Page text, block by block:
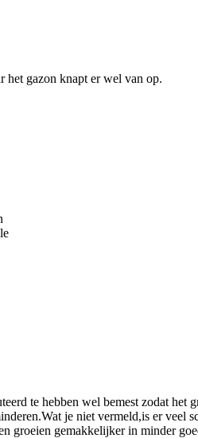
het gazon knapt er wel van op.
te hebben wel bemest zodat het
je niet vermeld,is er
groeien gemakkelijker in minder